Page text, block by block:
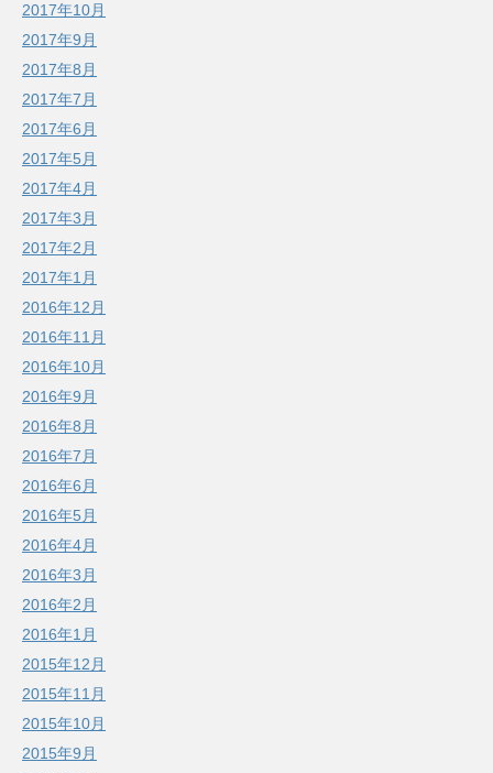
2017年10月
2017年9月
2017年8月
2017年7月
2017年6月
2017年5月
2017年4月
2017年3月
2017年2月
2017年1月
2016年12月
2016年11月
2016年10月
2016年9月
2016年8月
2016年7月
2016年6月
2016年5月
2016年4月
2016年3月
2016年2月
2016年1月
2015年12月
2015年11月
2015年10月
2015年9月